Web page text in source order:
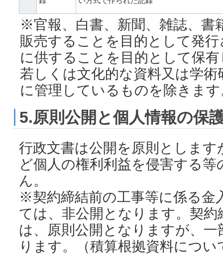
※官報、白書、新聞、雑誌、書
販売することを目的として発
に供することを目的として保
若しくは文化的な資料又は学
に管理しているものを除きま
5.原則公開と個人情報の保
行政文書は公開を原則としま
ど個人の権利利益を侵害する
ん。
※契約締結前の工事等に係る金
ては、非公開となります。契
は、原則公開となりますが、
ります。（積算根拠資料につい